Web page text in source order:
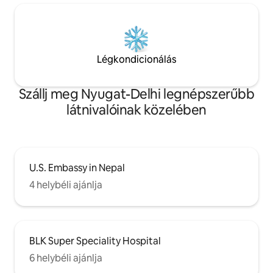
Légkondicionálás
Szállj meg Nyugat-Delhi legnépszerűbb
látnivalóinak közelében
U.S. Embassy in Nepal
4 helybéli ajánlja
BLK Super Speciality Hospital
6 helybéli ajánlja